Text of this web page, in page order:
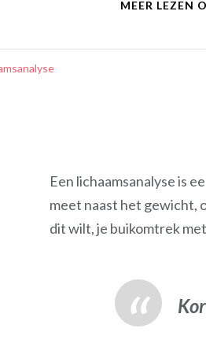
MEER LEZEN
Een lichaamsanalyse is
meet naast het gewicht,
dit wilt, je buikomtrek